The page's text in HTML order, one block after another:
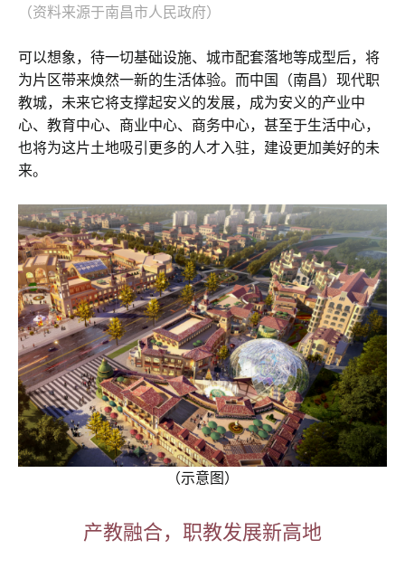
（资料来源于南昌市人民政府）
可以想象，待一切基础设施、城市配套落地等成型后，将
为片区带来焕然一新的生活体验。而中国（南昌）现代职
教城，未来它将支撑起安义的发展，成为安义的产业中
心、教育中心、商业中心、商务中心，甚至于生活中心，
也将为这片土地吸引更多的人才入驻，建设更加美好的未
来。
（示意图）
产教融合，职教发展新高地